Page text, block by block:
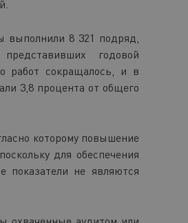
выполнили 8 321 подряд,
годовой
работ сокращалось, и в
3,8 процента от общего
которому повышение
для обеспечения
показатели не являются